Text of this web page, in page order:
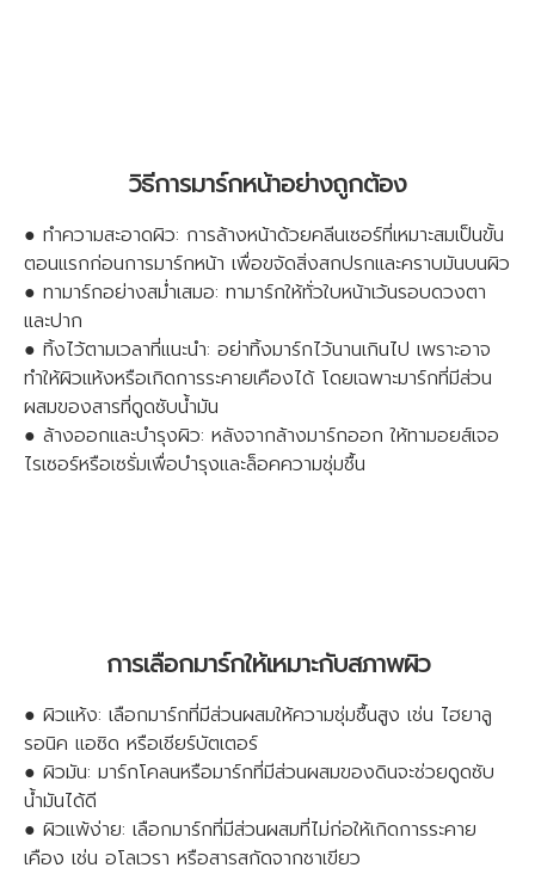
วิธีการมาร์กหน้าอย่างถูกต้อง
● ทำความสะอาดผิว: การล้างหน้าด้วยคลีนเซอร์ที่เหมาะสมเป็นขั้น
ตอนแรกก่อนการมาร์กหน้า เพื่อขจัดสิ่งสกปรกและคราบมันบนผิว
● ทามาร์กอย่างสม่ำเสมอ: ทามาร์กให้ทั่วใบหน้าเว้นรอบดวงตา
และปาก
● ทิ้งไว้ตามเวลาที่แนะนำ: อย่าทิ้งมาร์กไว้นานเกินไป เพราะอาจ
ทำให้ผิวแห้งหรือเกิดการระคายเคืองได้ โดยเฉพาะมาร์กที่มีส่วน
ผสมของสารที่ดูดซับน้ำมัน
● ล้างออกและบำรุงผิว: หลังจากล้างมาร์กออก ให้ทามอยส์เจอ
ไรเซอร์หรือเซรั่มเพื่อบำรุงและล็อคความชุ่มชื้น
การเลือกมาร์กให้เหมาะกับสภาพผิว
● ผิวแห้ง: เลือกมาร์กที่มีส่วนผสมให้ความชุ่มชื้นสูง เช่น ไฮยาลู
รอนิค แอซิด หรือเชียร์บัตเตอร์
● ผิวมัน: มาร์กโคลนหรือมาร์กที่มีส่วนผสมของดินจะช่วยดูดซับ
น้ำมันได้ดี
● ผิวแพ้ง่าย: เลือกมาร์กที่มีส่วนผสมที่ไม่ก่อให้เกิดการระคาย
เคือง เช่น อโลเวรา หรือสารสกัดจากชาเขียว